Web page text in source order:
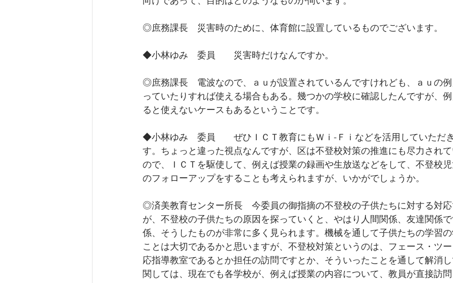
◎庶務課長　災害時のために、体育館に設置しているものでございます。
◆小林ゆみ　委員　　災害時だけなんですか。
◎庶務課長　電波なので、ａｕが設置されているんですけれども、ａｕの
っていたりすれば使える場合もある。幾つかの学校に確認したんですが、
ると使えないケースもあるということです。
◆小林ゆみ　委員　　ぜひＩＣＴ教育にもＷｉ-Ｆｉなどを活用していただ
す。ちょっと違った視点なんですが、区は不登校対策の推進にも尽力され
ので、ＩＣＴを駆使して、例えば授業の録画や生放送などをして、不登校
のフォローアップをすることも考えられますが、いかがでしょうか。
◎済美教育センター所長　今委員の御指摘の不登校の子供たちに対する対
が、不登校の子供たちの原因を探っていくと、やはり人間関係、友達関係
係、そうしたものが非常に多く見られます。機械を通して子供たちの学習
ことは大切であるかと思いますが、不登校対策というのは、フェース・ツ
応指導教室であるとか担任の訪問ですとか、そういったことを通して解消
関しては、現在でも各学校が、例えば授業の内容について、教員が直接訪